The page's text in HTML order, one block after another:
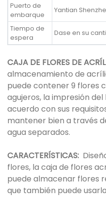
Puerto de
embarque
Yantian
Tiempo de
espera
Dase en su
CAJA DE FLORES DE
almacenamiento de
puede contener 9 flores
agujeros, la impresión
acuerdo con sus
mantener bien a través
agua separados.
CARACTERÍSTICAS:
flores, la caja de flores
puede almacenar flores
que también puede